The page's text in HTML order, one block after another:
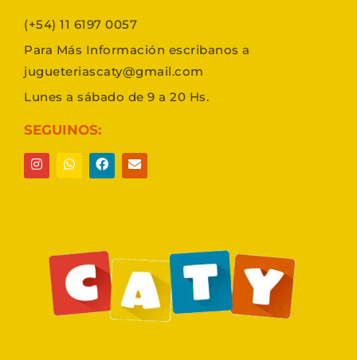
(+54) 11 6197 0057
Para Más Información escribanos a
jugueteriascaty@gmail.com
Lunes a sábado de 9 a 20 Hs.
SEGUINOS: